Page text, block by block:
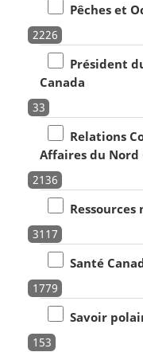
Pêches et
2226
Président
Canada
33
Relations
Affaires du Nord
2136
Ressources
3117
Santé
1779
Savoir
153